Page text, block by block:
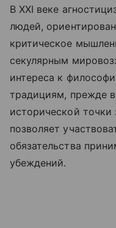
В XXI веке
людей,
критическое
секулярным
интереса к
традициям, прежде
исторической точки
позволяет
обязательства
убеждений.